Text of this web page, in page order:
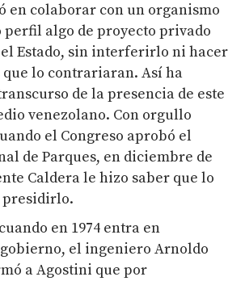
en colaborar con un organismo
perfil algo de proyecto privado
el Estado, sin interferirlo ni hacer
lo contrariaran. Así ha
de la presencia de este
venezolano. Con orgullo
el Congreso aprobó el
de Parques, en diciembre de
Caldera le hizo saber que lo
presidirlo.
en 1974 entra en
el ingeniero Arnoldo
a Agostini que por